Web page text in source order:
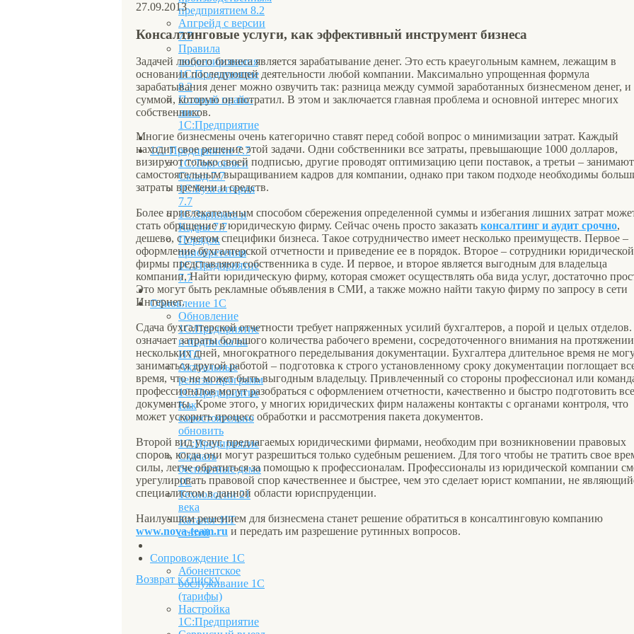
предприятием 8.2
Апгрейд с версии
7.7
Правила
лицензирования
1С:Предприятие
8.2
Полный прайс-
лист
1С:Предприятие
1С: Предприятие 7.7
1С:Торговля и
Склад 7.7
1С:Бухгалтерия
7.7
1С:Зарплата и
Кадры 7.7
Порядок
приобретения
1С:Предприятие
7.7
Обновление 1С
Обновление
1С:Предприятие
и подписка на
ИТС
Актуальные
релизы программ
1С:Предприятие
Как
самостоятельно
обновить
1С:Предприятие
Скачать
бесплатные демо
1С
Технологии 21
века
Каталог ИТ
статей
Сопровождение 1С
Абонентское
обслуживание 1С
(тарифы)
Настройка
1С:Предприятие
27.09.2013
Консалтинговые услуги, как эффективный инструмент бизнеса
Задачей любого бизнеса является зарабатывание денег. Это есть краеугольным камнем, лежащим в
основании последующей деятельности любой компании. Максимально упрощенная формула
зарабатывания денег можно озвучить так: разница между суммой заработанных бизнесменом денег, и
суммой, которую он потратил. В этом и заключается главная проблема и основной интерес многих
собственников.
Многие бизнесмены очень категорично ставят перед собой вопрос о минимизации затрат. Каждый
находит свое решение этой задачи. Одни собственники все затраты, превышающие 1000 долларов,
визируют только своей подписью, другие проводят оптимизацию цепи поставок, а третьи –
самостоятельным выращиванием кадров для компании, однако при таком подходе необходимы
затраты времени и средств.
Более привлекательным способом сбережения определенной суммы и избегания лишних затрат
стать обращение в юридическую фирму. Сейчас очень просто заказать консалтинг и аудит срочно,
дешево, с учетом специфики бизнеса. Такое сотрудничество имеет несколько преимуществ. Первое –
оформление бухгалтерской отчетности и приведение ее в порядок. Второе – сотрудники юридической
фирмы представляют собственника в суде. И первое, и второе является выгодным для владельца
компании. Найти юридическую фирму, которая сможет осуществлять оба вида услуг, достаточно
Это могут быть рекламные объявления в СМИ, а также можно найти такую фирму по запросу в сети
Интернет.
Сдача бухгалтерской отчетности требует напряженных усилий бухгалтеров, а порой и целых
означает затраты большого количества рабочего времени, сосредоточенного внимания на протяжении
нескольких дней, многократного переделывания документации. Бухгалтера длительное время не
заниматься другой работой – подготовка к строго установленному сроку документации поглощает
время, что не может быть выгодным владельцу. Привлеченный со стороны профессионал или
профессионалов могут разобраться с оформлением отчетности, качественно и быстро подготовить все
документы. Кроме этого, у многих юридических фирм налажены контакты с органами контроля, что
может ускорить процесс обработки и рассмотрения пакета документов.
Второй вид услуг, предлагаемых юридическими фирмами, необходим при возникновении правовых
споров, когда они могут разрешиться только судебным решением. Для того чтобы не тратить свое
силы, легче обратиться за помощью к профессионалам. Профессионалы из юридической компании
урегулировать правовой спор качественнее и быстрее, чем это сделает юрист компании, не
специалистом в данной области юриспруденции.
Наилучшим решением для бизнесмена станет решение обратиться в консалтинговую компанию
www.nova-team.ru и передать им разрешение рутинных вопросов.
Возврат к списку